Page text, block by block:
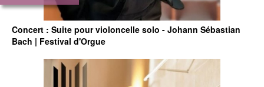
Concert : Suite pour violoncelle solo - Johann Sébastian
Bach | Festival d'Orgue